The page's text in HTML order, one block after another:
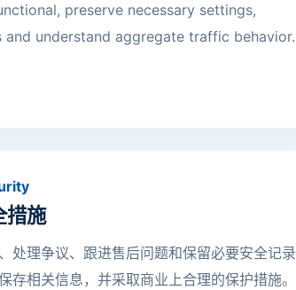
preserve necessary settings,
and understand aggregate traffic behavior.
措施
处理争议、跟进售后问题和保留必要安全记录
存相关信息，并采取商业上合理的保护措施。